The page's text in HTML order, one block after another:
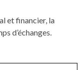
et financier, la
d’échanges.